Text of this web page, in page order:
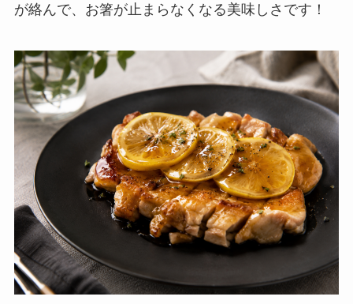
が絡んで、お箸が止まらなくなる美味しさです！